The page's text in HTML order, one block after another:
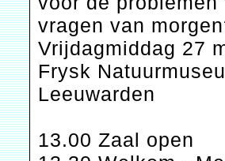
vragen van
Vrijdagmiddag 27
Frysk
Leeuwarden
13.00 Zaal open